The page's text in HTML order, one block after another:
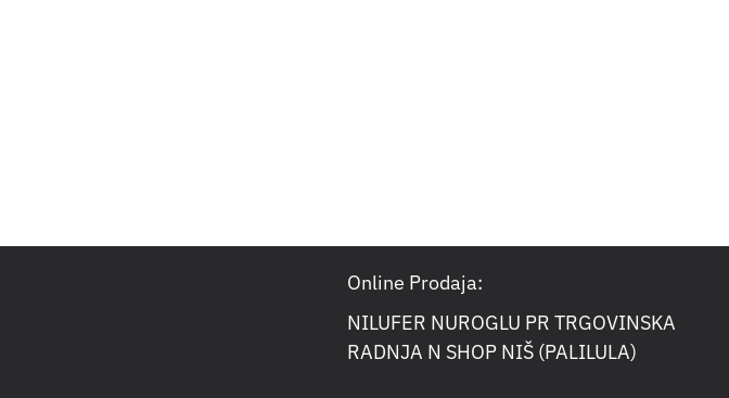
Online Prodaja:
NILUFER NUROGLU PR TRGOVINSKA
RADNJA N SHOP NIŠ (PALILULA)